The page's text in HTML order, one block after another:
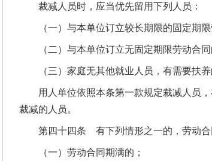
裁减人员时，应当优先留用下列人员：
（一）与本单位订立较长期限的固定期限
（二）与本单位订立无固定期限劳动合同
（三）家庭无其他就业人员，有需要扶养
用人单位依照本条第一款规定裁减人员，
裁减的人员。
第四十四条 有下列情形之一的，劳动合
（一）劳动合同期满的；